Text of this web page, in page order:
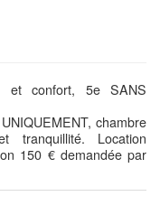
et confort, 5e SANS
chambre
tranquillité. Location
150 € demandée par